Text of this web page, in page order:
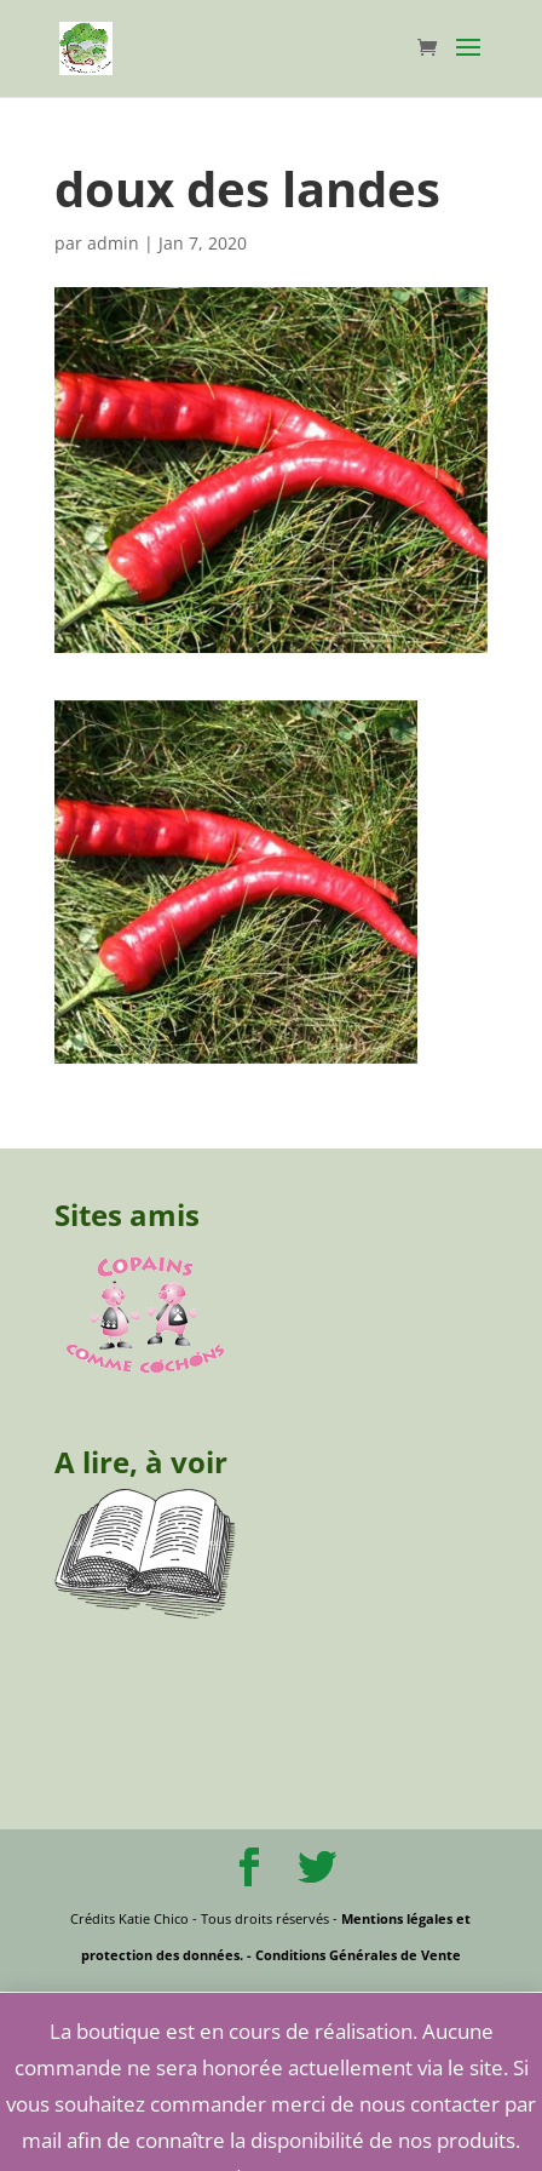
doux des landes
par admin | Jan 7, 2020
Sites amis
A lire, à voir
Crédits Katie Chico - Tous droits réservés - Mentions légales et
protection des données.- Conditions Générales de Vente
La boutique est en cours de réalisation. Aucune
commande ne sera honorée actuellement via le site. Si
vous souhaitez commander merci de nous contacter par
mail afin de connaître la disponibilité de nos produits.